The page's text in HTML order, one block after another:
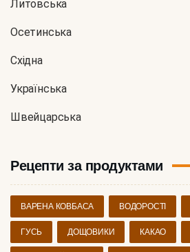
Литовська
Осетинська
Східна
Українська
Швейцарська
Рецепти за продуктами
ВАРЕНА КОВБАСА ВОДОРОСТІ
ГУСЬ ДОЩОВИКИ КАКАО